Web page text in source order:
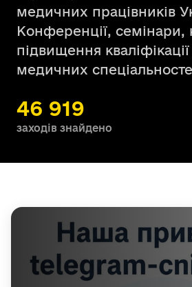
медичних працівників
Конференції, семінари,
підвищення кваліфікації
медичних
46 919
заходів знайдено